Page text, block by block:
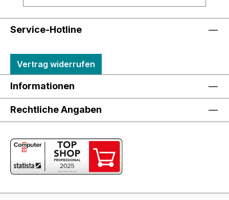
Service-Hotline
Vertrag widerrufen
Informationen
Rechtliche Angaben